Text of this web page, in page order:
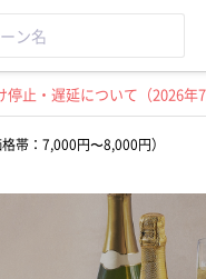
止・遅延について（2026年7
帯：7,000円〜8,000円）